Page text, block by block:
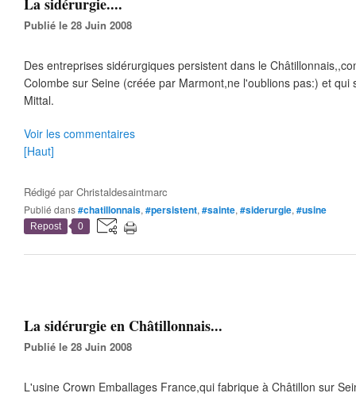
Publié le 28 Juin 2008
Des entreprises sidérurgiques persistent dans le
Colombe sur Seine (créée par Marmont,ne l'oublions pas:) et qui
Mittal.
Voir les commentaires
[Haut]
Rédigé parChristaldesaintmarc
Publié dans#chatillonnais, #persistent, #sainte, #siderurgie, #usine
Repost 0
La sidérurgie en Châtillonnais...
Publié le 28 Juin 2008
L'usine Crown Emballages France,qui fabrique à Châtillon sur